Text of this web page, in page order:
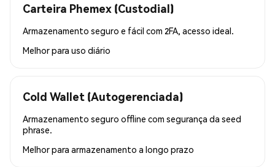
Carteira Phemex (Custodial)
Armazenamento seguro e fácil com 2FA, acesso ideal.
Melhor para uso diário
Cold Wallet (Autogerenciada)
Armazenamento seguro offline com segurança da seed
phrase.
Melhor para armazenamento a longo prazo